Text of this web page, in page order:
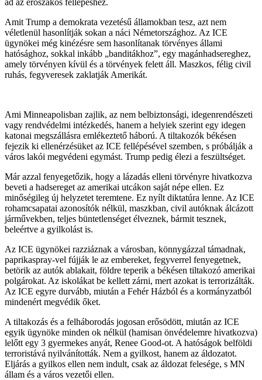
Amit Trump a demokrata vezetésű államokban tesz, azt nem
véletlenül hasonlítják sokan a náci Németországhoz. Az ICE
ügynökei még kinézésre sem hasonlítanak törvényes állami
hatósághoz, sokkal inkább „banditákhoz”, egy magánhadsereghez,
amely törvényen kívül és a törvények felett áll. Maszkos, félig civil
ruhás, fegyveresek zaklatják Amerikát.
Ami Minneapolisban zajlik, az nem belbiztonsági, idegenrendészeti
vagy rendvédelmi intézkedés, hanem a helyiek szerint egy idegen
katonai megszállásra emlékeztető háború. A tiltakozók békésen
fejezik ki ellenérzésüket az ICE fellépésével szemben, s próbálják a
város lakói megvédeni egymást. Trump pedig élezi a feszültséget.
Már azzal fenyegetőzik, hogy a lázadás elleni törvényre hivatkozva
beveti a hadsereget az amerikai utcákon saját népe ellen. Ez
minőségileg új helyzetet teremtene. Ez nyílt diktatúra lenne. Az ICE
rohamcsapatai azonosítók nélkül, maszkban, civil autóknak álcázott
járművekben, teljes büntetlenséget élveznek, bármit tesznek,
beleértve a gyilkolást is.
Az ICE ügynökei razziáznak a városban, könnygázzal támadnak,
paprikaspray-vel fújják le az embereket, fegyverrel fenyegetnek,
betörik az autók ablakait, földre teperik a békésen tiltakozó amerikai
polgárokat. Az iskolákat be kellett zárni, mert azokat is terrorizálták.
Az ICE egyre durvább, miután a Fehér Házból és a kormányzatból
mindenért megvédik őket.
A tiltakozás és a felháborodás jogosan erősödött, miután az ICE
egyik ügynöke minden ok nélkül (hamisan önvédelemre hivatkozva)
lelőtt egy 3 gyermekes anyát, Renee Good-ot. A hatóságok belföldi
terroristává nyilvánították. Nem a gyilkost, hanem az áldozatot.
Eljárás a gyilkos ellen nem indult, csak az áldozat felesége, s MN
állam és a város vezetői ellen.